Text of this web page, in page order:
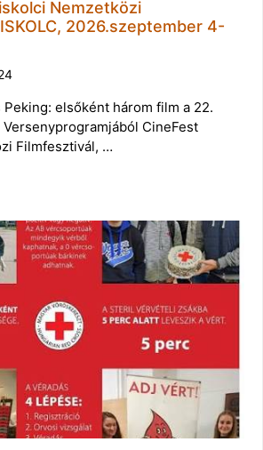
Nemzetközi
2026.szeptember 4-
elsőként három film a 22.
CineFest
Filmfesztivál, …